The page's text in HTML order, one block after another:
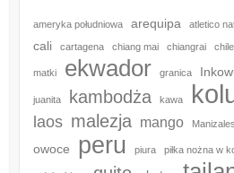
ameryka południowa arequipa atletico
cali cartagena chiang mai chiangrai chile
matki ekwador granica
juanita kambodża kawa
laos malezja mango Manizales
owoce peru piura piłka nożna w